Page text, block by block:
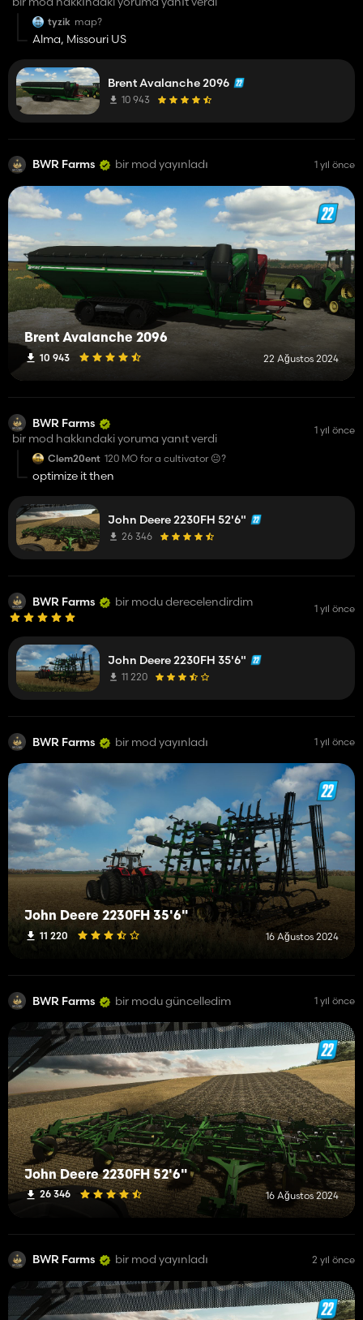
tyzik map?
Alma, Missouri US
Brent Avalanche 2096
10 943
BWR Farms bir mod yayınladı 1 yıl önce
Brent Avalanche 2096
10 943 22 Ağustos 2024
BWR Farms
bir mod hakkındaki yoruma yanıt verdi
1 yıl önce
Clem20ent 120 MO for a cultivator 😐️?
optimize it then
John Deere 2230FH 52'6"
26 346
BWR Farms bir modu derecelendirdim 1 yıl önce
John Deere 2230FH 35'6"
11 220
BWR Farms bir mod yayınladı 1 yıl önce
John Deere 2230FH 35'6"
11 220 16 Ağustos 2024
BWR Farms bir modu güncelledim 1 yıl önce
John Deere 2230FH 52'6"
26 346 16 Ağustos 2024
BWR Farms bir mod yayınladı 2 yıl önce